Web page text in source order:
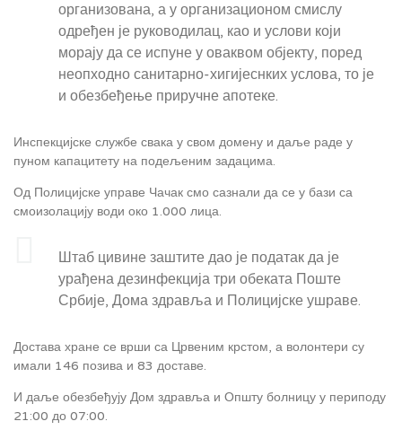
организована, а у организационом смислу
одређен је руководилац, као и услови који
морају да се испуне у оваквом објекту, поред
неопходно санитарно-хигијеснких услова, то је
и обезбеђење приручне апотеке.
Инспекцијске службе свака у свом домену и даље раде у
пуном капацитету на подељеним задацима.
Од Полицијске управе Чачак смо сазнали да се у бази са
смоизолацију води око 1.000 лица.
Штаб цивине заштите дао је податак да је
урађена дезинфекција три обеката Поште
Србије, Дома здравља и Полицијске ушраве.
Достава хране се врши са Црвеним крстом, а волонтери су
имали 146 позива и 83 доставе.
И даље обезбеђују Дом здравља и Општу болницу у периподу
21:00 до 07:00.